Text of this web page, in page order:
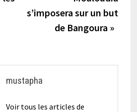
s’imposera sur un but
de Bangoura »
mustapha
Voir tous les articles de